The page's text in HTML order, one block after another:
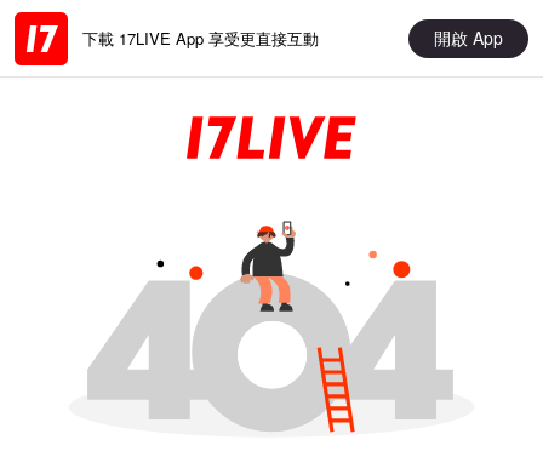
下載 17LIVE App 享受更直接互動 開啟 App